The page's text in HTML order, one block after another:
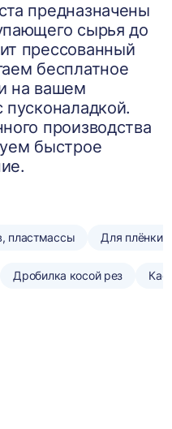
предназначены
сырья до
прессованный
бесплатное
на вашем
производства
быстрое
пластмассы Для плёнки
Дробилка косой рез